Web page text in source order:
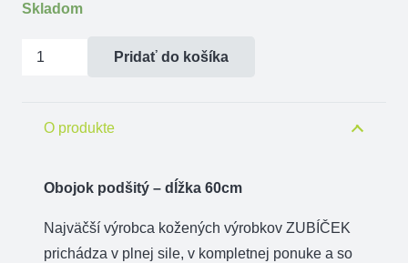
Skladom
množstvo
Pridať do košíka
O produkte
Obojok podšitý – dĺžka 60cm
Najväčší výrobca kožených výrobkov ZUBÍČEK
prichádza v plnej sile, v kompletnej ponuke a so